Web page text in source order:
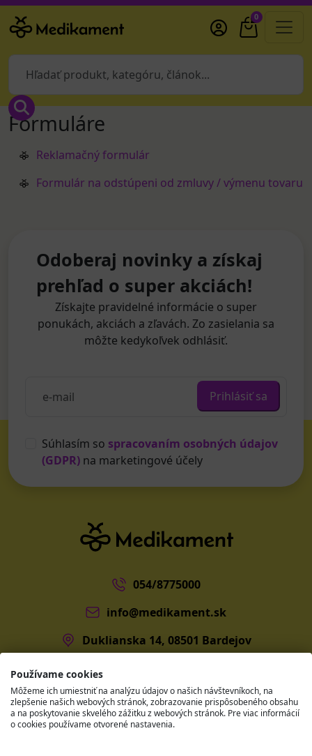
0
Formuláre
Reklamačný formulár
Formulár na odstúpeni od zmluvy / výmenu tovaru
Odoberaj novinky a získaj
prehľad o super akciách!
Získajte pravidelné informácie o super
ponukách, akciách a zľavách. Zo zasielania sa
môžte kedykoľvek odhlásiť.
Prihlásiť sa
Súhlasím so spracovaním osobných údajov
(GDPR) na marketingové účely
054/8775000
info@medikament.sk
Duklianska 14, 08501 Bardejov
Používame cookies
Môžeme ich umiestniť na analýzu údajov o našich návštevníkoch, na
zlepšenie našich webových stránok, zobrazovanie prispôsobeného obsahu
a na poskytovanie skvelého zážitku z webových stránok. Pre viac informácií
o cookies používame otvorené nastavenia.